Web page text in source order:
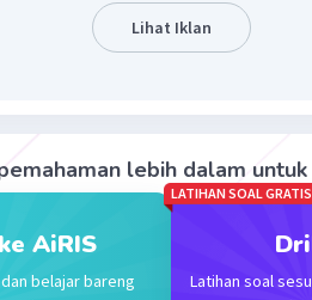
tidak terspesialisasi, syair
alat musik daerah, dan
menggambarkan suasana.
Lihat Iklan
lebih dalam
AiRIS
belajar bareng
LATIHAN SOAL
Latihan soal